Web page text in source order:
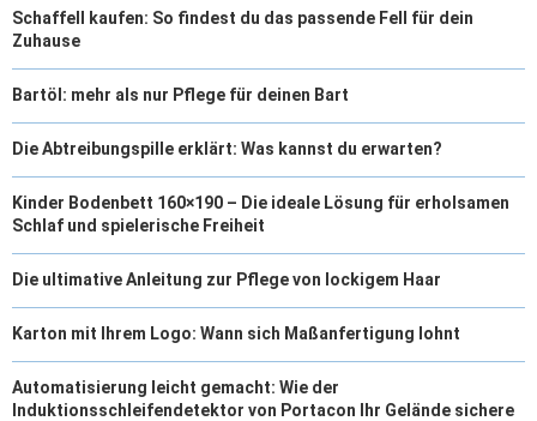
Schaffell kaufen: So findest du das passende Fell für dein
Zuhause
Bartöl: mehr als nur Pflege für deinen Bart
Die Abtreibungspille erklärt: Was kannst du erwarten?
Kinder Bodenbett 160×190 – Die ideale Lösung für erholsamen
Schlaf und spielerische Freiheit
Die ultimative Anleitung zur Pflege von lockigem Haar
Karton mit Ihrem Logo: Wann sich Maßanfertigung lohnt
Automatisierung leicht gemacht: Wie der
Induktionsschleifendetektor von Portacon Ihr Gelände sichere